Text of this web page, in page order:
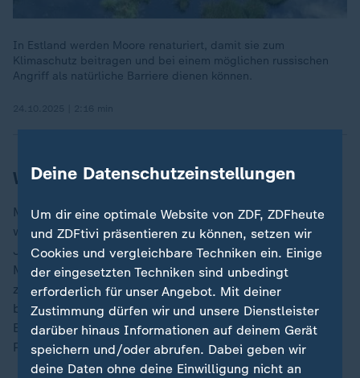
In Estland werden Moore renaturiert, damit sie zum
Klimaschutz beitragen und bei einem möglichen russischen
Angriff als natürliche Barriere dienen können.
Wiedervernässung mit Wällen aus Torf
Mit der Austrocknung soll jetzt Schluss sein. Denn
wenn der Torf trocknet, entweicht das über
Jahrtausende gespeicherte CO2 wieder. Ein intaktes
Moor fängt dagegen wieder an, das Gas aus der Luft
zu filtern. Die Bauarbeiten sollen im Frühjahr 2026
beendet sein, dann soll das Projekt 50 Jahre unter
Beobachtung bleiben. Finanziert wird es auch von
Privatleuten, über freiwillige Klima-Zertifikate.
Deine Datenschutzeinstellungen
Um dir eine optimale Website von ZDF, ZDFheute
und ZDFtivi präsentieren zu können, setzen wir
Cookies und vergleichbare Techniken ein. Einige
der eingesetzten Techniken sind unbedingt
erforderlich für unser Angebot. Mit deiner
Zustimmung dürfen wir und unsere Dienstleister
darüber hinaus Informationen auf deinem Gerät
speichern und/oder abrufen. Dabei geben wir
deine Daten ohne deine Einwilligung nicht an